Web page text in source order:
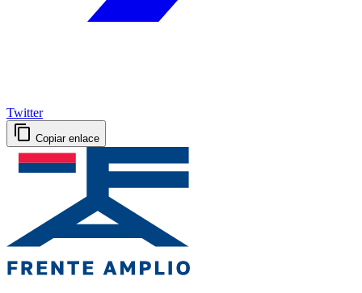
Twitter
Copiar enlace